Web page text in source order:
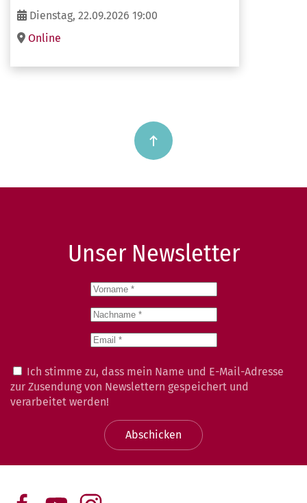
Dienstag, 22.09.2026 19:00
Online
Unser Newsletter
Ich stimme zu, dass mein Name und E-Mail-Adresse
zur Zusendung von Newslettern gespeichert und
verarbeitet werden!
Abschicken